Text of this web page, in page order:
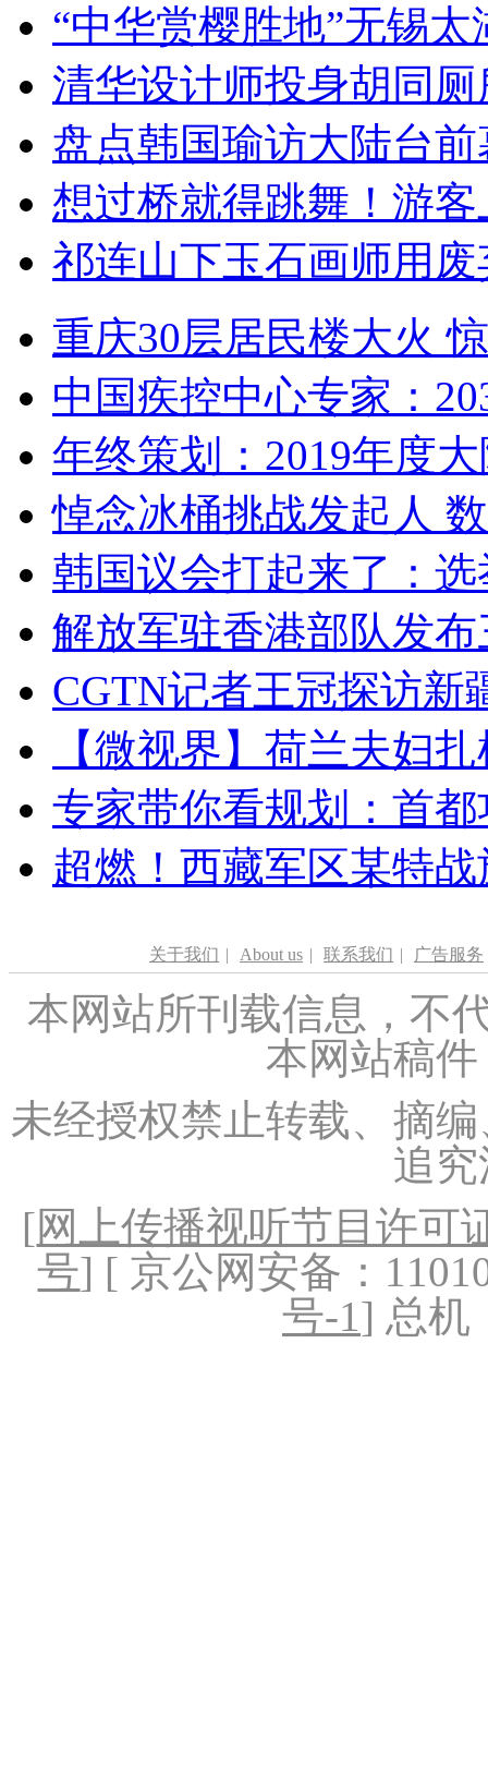
“中华赏樱胜地”无锡
清华设计师投身胡同
盘点韩国瑜访大陆台
想过桥就得跳舞！游客
祁连山下玉石画师用
重庆30层居民楼大火
中国疾控中心专家：
年终策划：2019年度
悼念冰桶挑战发起人
韩国议会打起来了：
解放军驻香港部队发
CGTN记者王冠探访新
【微视界】荷兰夫妇
专家带你看规划：首
超燃！西藏军区某特
关于我们 | About us | 联系我们 | 广告服务
本网站所刊载信息，不
本网站稿
未经授权禁止转载、摘
追
[网上传播视听节目许可
号] [ 京公网安备：
号-1] 总机